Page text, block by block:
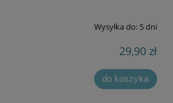
Wysyłka do: 5 dni
29,90 zł
do koszyka